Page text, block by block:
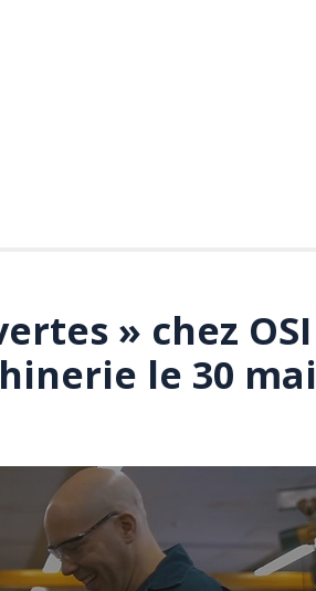
» chez OSI
le 30 mai